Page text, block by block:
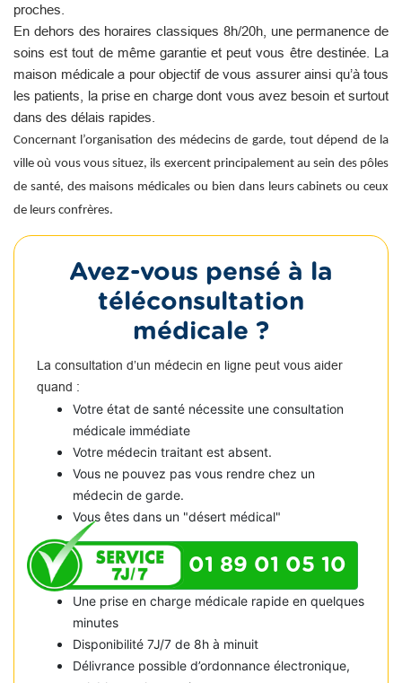
proches.
En dehors des horaires classiques 8h/20h, une permanence de
soins est tout de même garantie et peut vous être destinée. La
maison médicale a pour objectif de vous assurer ainsi qu’à tous
les patients, la prise en charge dont vous avez besoin et surtout
dans des délais rapides.
Concernant l’organisation des médecins de garde, tout dépend de la
ville où vous vous situez, ils exercent principalement au sein des pôles
de santé, des maisons médicales ou bien dans leurs cabinets ou ceux
de leurs confrères.
Avez-vous pensé à la
téléconsultation
médicale ?
La consultation d’un médecin en ligne peut vous aider
quand :
Votre état de santé nécessite une consultation
médicale immédiate
Votre médecin traitant est absent.
Vous ne pouvez pas vous rendre chez un
médecin de garde.
Vous êtes dans un "désert médical"
01 89 01 05 10
Une prise en charge médicale rapide en quelques
minutes
Disponibilité 7J/7 de 8h à minuit
Délivrance possible d’ordonnance électronique,